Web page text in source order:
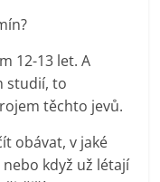
12-13 let. A
studií, to
těchto jevů.
obávat, v jaké
když už létají